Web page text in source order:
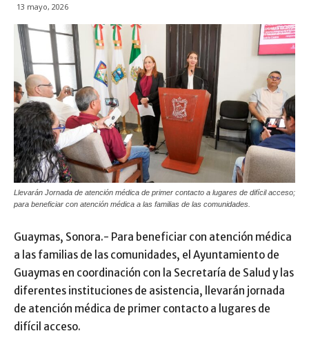
13 mayo, 2026
Llevarán Jornada de atención médica de primer contacto a lugares de difícil acceso;
para beneficiar con atención médica a las familias de las comunidades.
Guaymas, Sonora.- Para beneficiar con atención médica
a las familias de las comunidades, el Ayuntamiento de
Guaymas en coordinación con la Secretaría de Salud y las
diferentes instituciones de asistencia, llevarán jornada
de atención médica de primer contacto a lugares de
difícil acceso.